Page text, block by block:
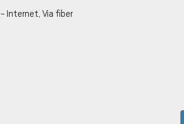
- Internet, Via fiber